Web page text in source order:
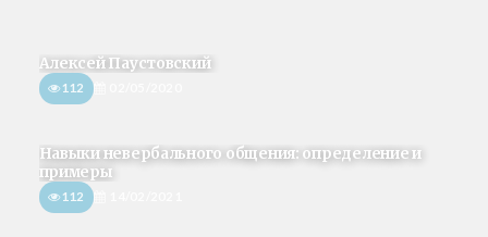
Алексей Паустовский
112
Навыки невербального общения: определение и
примеры
112